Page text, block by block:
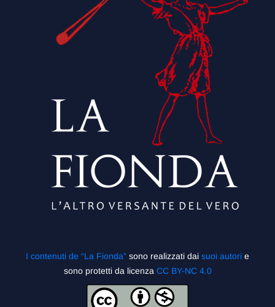
I contenuti de “La Fionda” sono realizzati dai suoi autori e
sono protetti da licenza CC BY-NC 4.0